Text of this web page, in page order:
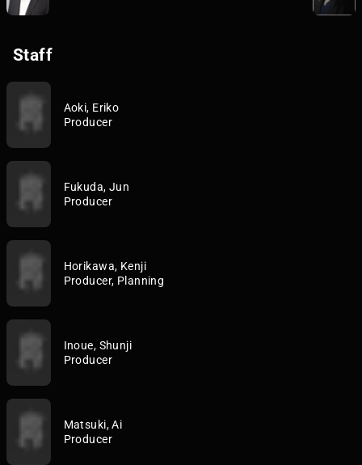
Staff
Aoki, Eriko
Producer
Fukuda, Jun
Producer
Horikawa, Kenji
Producer, Planning
Inoue, Shunji
Producer
Matsuki, Ai
Producer